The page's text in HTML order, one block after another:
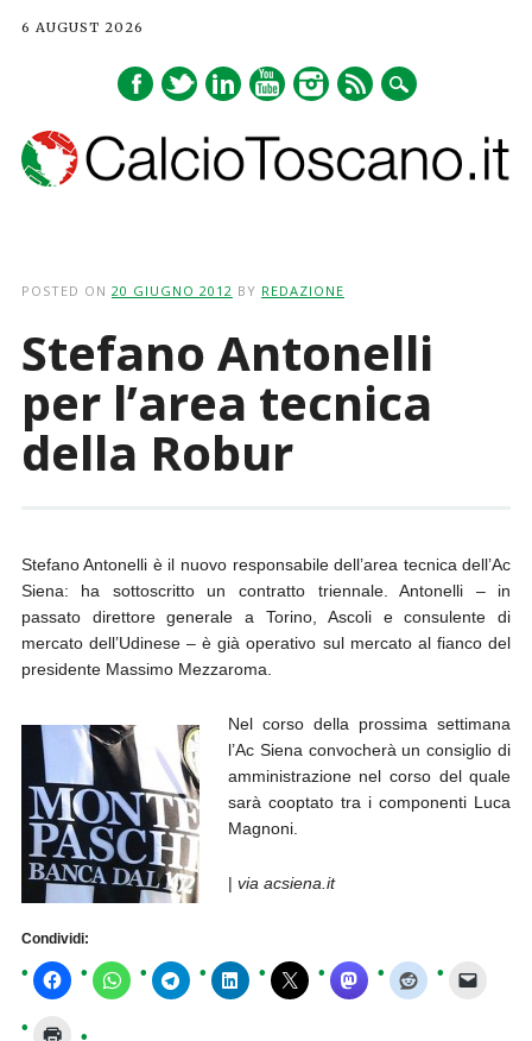
6 AUGUST 2026
POSTED ON 20 GIUGNO 2012 BY REDAZIONE
Stefano Antonelli
per l’area tecnica
della Robur
Stefano Antonelli è il nuovo responsabile dell’area tecnica dell’Ac
Siena: ha sottoscritto un contratto triennale. Antonelli – in
passato direttore generale a Torino, Ascoli e consulente di
mercato dell’Udinese – è già operativo sul mercato al fianco del
presidente Massimo Mezzaroma.
Nel corso della prossima settimana
l’Ac Siena convocherà un consiglio di
amministrazione nel corso del quale
sarà cooptato tra i componenti Luca
Magnoni.
| via acsiena.it
Condividi: